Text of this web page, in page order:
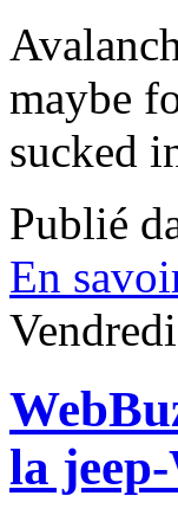
maybe
sucked
Publié
En
la